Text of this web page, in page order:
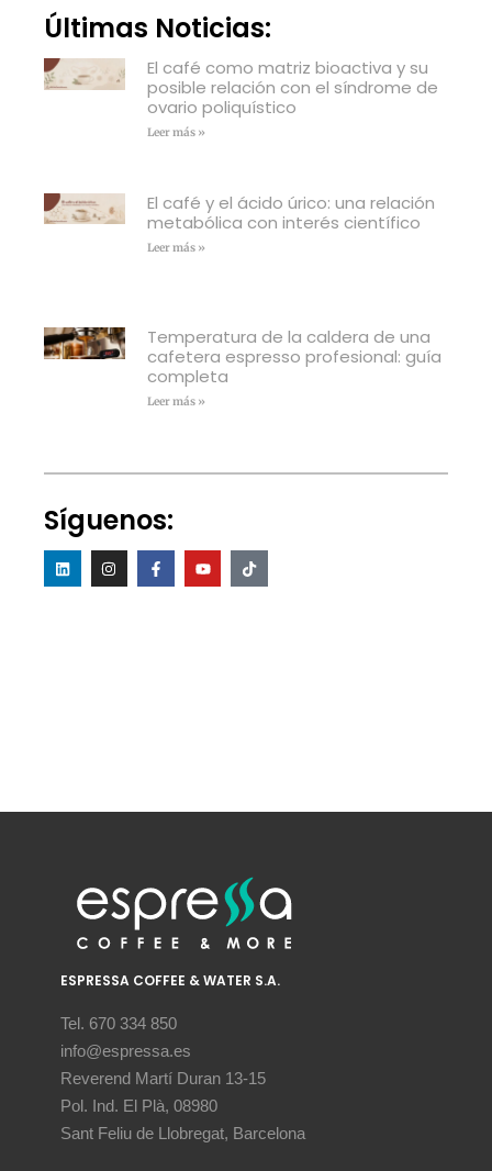
Últimas Noticias:
El café como matriz bioactiva y su
posible relación con el síndrome de
ovario poliquístico
Leer más »
El café y el ácido úrico: una relación
metabólica con interés científico
Leer más »
Temperatura de la caldera de una
cafetera espresso profesional: guía
completa
Leer más »
Síguenos:
ESPRESSA COFFEE & WATER S.A.
Tel. 670 334 850
info@espressa.es
Reverend Martí Duran 13-15
Pol. Ind. El Plà, 08980
Sant Feliu de Llobregat, Barcelona